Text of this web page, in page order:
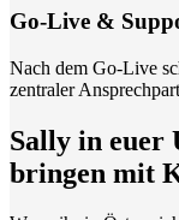
Go-Live &
Nach dem Go-Live
zentraler
Sally in euer
bringen mit